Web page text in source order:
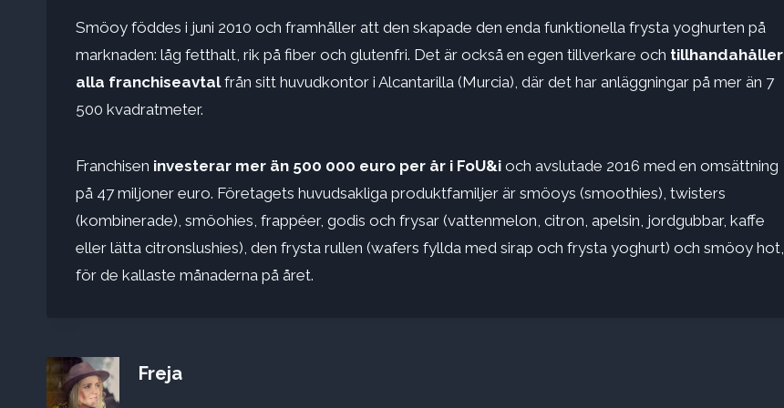
Smöoy föddes i juni 2010 och framhåller att den skapade den enda funktionella frysta yoghurten på
marknaden: låg fetthalt, rik på fiber och glutenfri. Det är också en egen tillverkare och tillhandahåller
alla franchiseavtalfrån sitt huvudkontor i Alcantarilla (Murcia), där det har anläggningar på mer än 7
500 kvadratmeter.
Franchisen investerar mer än 500 000 euro per år i FoU&i och avslutade 2016 med en omsättning
på 47 miljoner euro. Företagets huvudsakliga produktfamiljer är smöoys (smoothies), twisters
(kombinerade), smöohies, frappéer, godis och frysar (vattenmelon, citron, apelsin, jordgubbar, kaffe
eller lätta citronslushies), den frysta rullen (wafers fyllda med sirap och frysta yoghurt) och smöoy hot,
för de kallaste månaderna på året.
Freja